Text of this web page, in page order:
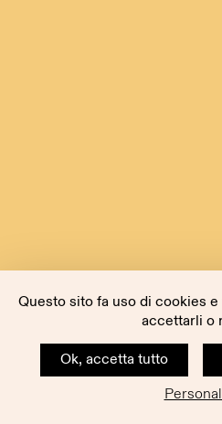
Questo sito fa uso di cookies
accettarli o
Ok, accetta tutto